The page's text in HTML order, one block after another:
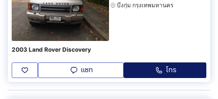
บึงกุ่ม กรุงเทพมหานคร
2003 Land Rover Discovery
แชท โทร